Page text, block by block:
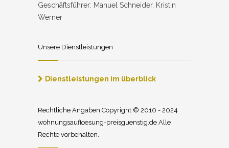
Geschäftsführer: Manuel Schneider, Kristin
Werner
Unsere Dienstleistungen
Dienstleistungen im überblick
Rechtliche Angaben Copyright © 2010 - 2024
wohnungsaufloesung-preisguenstig.de Alle
Rechte vorbehalten.